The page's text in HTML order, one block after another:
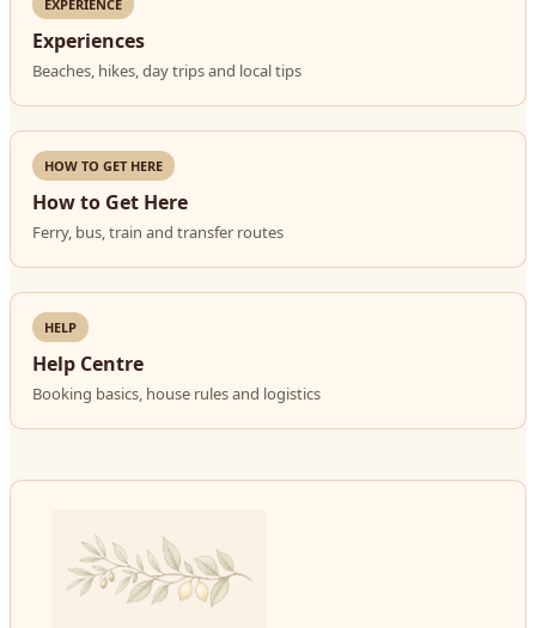
EXPERIENCE
Experiences
Beaches, hikes, day trips and local tips
HOW TO GET HERE
How to Get Here
Ferry, bus, train and transfer routes
HELP
Help Centre
Booking basics, house rules and logistics